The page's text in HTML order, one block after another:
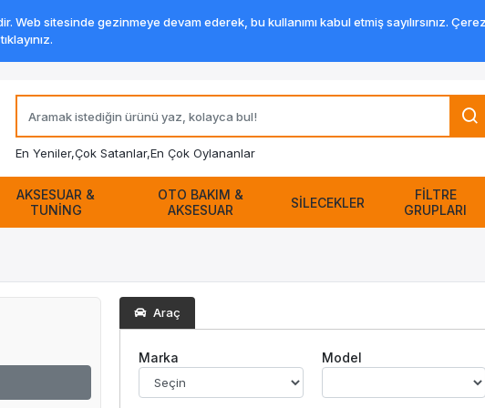
En Yeniler,Çok Satanlar,En Çok Oylananlar
AKSESUAR &
TUNİNG
OTO BAKIM &
AKSESUAR
SİLECEKLER
FİLTRE
GRUPLARI
Araç
Marka Model
Web sitesinde gezinmeye devam ederek, bu kullanımı kabul etmiş sayılırsınız.